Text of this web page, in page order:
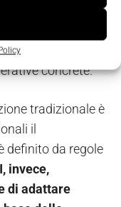
piattaforme
reale e
concrete.
tradizionale è
il
definito da regole
invece,
di adattare